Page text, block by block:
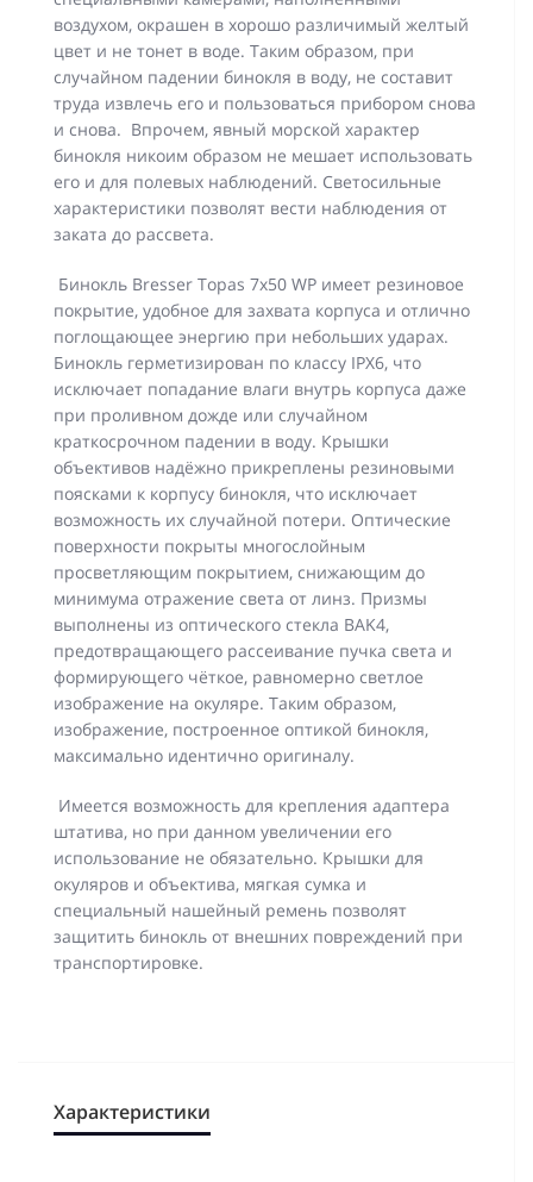
воздухом, окрашен в хорошо различимый желтый
цвет и не тонет в воде. Таким образом, при
случайном падении бинокля в воду, не составит
труда извлечь его и пользоваться прибором снова
и снова. Впрочем, явный морской характер
бинокля никоим образом не мешает использовать
его и для полевых наблюдений. Светосильные
характеристики позволят вести наблюдения от
заката до рассвета.
Бинокль Bresser Topas 7x50 WP имеет резиновое
покрытие, удобное для захвата корпуса и отлично
поглощающее энергию при небольших ударах.
Бинокль герметизирован по классу IPX6, что
исключает попадание влаги внутрь корпуса даже
при проливном дожде или случайном
краткосрочном падении в воду. Крышки
объективов надёжно прикреплены резиновыми
поясками к корпусу бинокля, что исключает
возможность их случайной потери. Оптические
поверхности покрыты многослойным
просветляющим покрытием, снижающим до
минимума отражение света от линз. Призмы
выполнены из оптического стекла BAK4,
предотвращающего рассеивание пучка света и
формирующего чёткое, равномерно светлое
изображение на окуляре. Таким образом,
изображение, построенное оптикой бинокля,
максимально идентично оригиналу.
Имеется возможность для крепления адаптера
штатива, но при данном увеличении его
использование не обязательно. Крышки для
окуляров и объектива, мягкая сумка и
специальный нашейный ремень позволят
защитить бинокль от внешних повреждений при
транспортировке.
Характеристики